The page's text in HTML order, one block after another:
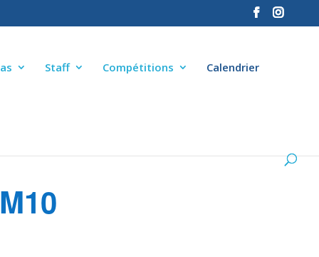
Staff Compétitions Calendrier